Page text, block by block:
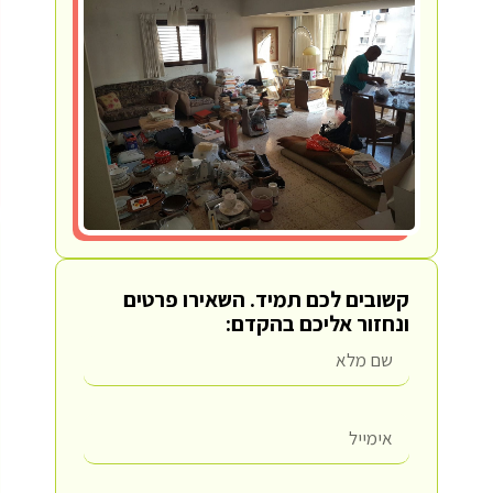
קשובים לכם תמיד. השאירו פרטים
ונחזור אליכם בהקדם: